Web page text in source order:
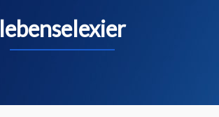
lebenselexier